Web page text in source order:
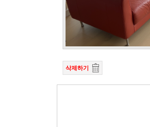
삭제하기